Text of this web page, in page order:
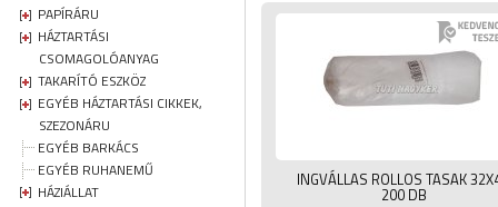
PAPÍRÁRU
HÁZTARTÁSI
CSOMAGOLÓANYAG
TAKARÍTÓ ESZKÖZ
EGYÉB HÁZTARTÁSI CIKKEK,
SZEZONÁRU
EGYÉB BARKÁCS
EGYÉB RUHANEMŰ
HÁZIÁLLAT
INGVÁLLAS ROLLOS TASAK
200 DB